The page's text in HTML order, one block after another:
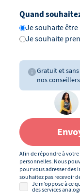
Quand
Je souhaite
Je souhaite
Gratuit et
nos
Afin de répondre à
personnelles. Nous
pour vous adresser des
souhaitez pas recevoir
Je m’oppose à ce
des services